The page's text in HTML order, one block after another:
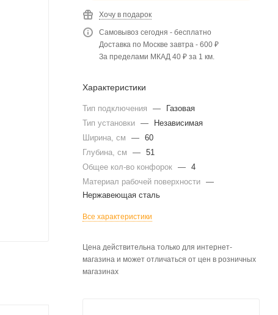
Хочу в подарок
Самовывоз сегодня - бесплатно
Доставка по Москве завтра - 600 ₽
За пределами МКАД 40 ₽ за 1 км.
Характеристики
Тип подключения —
Газовая
Тип установки —
Независимая
Ширина, см
— 60
Глубина, см
— 51
Общее кол-во конфорок — 4
Материал рабочей поверхности —
Нержавеющая сталь
Все характеристики
Цена действительна только для интернет-
магазина и может отличаться от цен в розничных
магазинах